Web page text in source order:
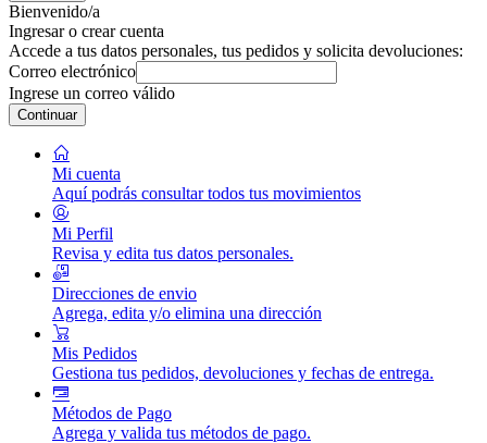
Bienvenido/a
Ingresar o crear cuenta
Accede a tus datos personales, tus pedidos y solicita devoluciones:
Correo electrónico
Ingrese un correo válido
Continuar
Mi cuenta
Aquí podrás consultar todos tus movimientos
Mi Perfil
Revisa y edita tus datos personales.
Direcciones de envio
Agrega, edita y/o elimina una dirección
Mis Pedidos
Gestiona tus pedidos, devoluciones y fechas de entrega.
Métodos de Pago
Agrega y valida tus métodos de pago.